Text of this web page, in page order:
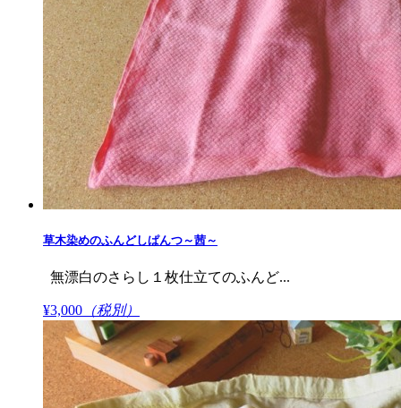
草木染めのふんどしぱんつ～茜～
無漂白のさらし１枚仕立てのふんど...
¥3,000 （税別）